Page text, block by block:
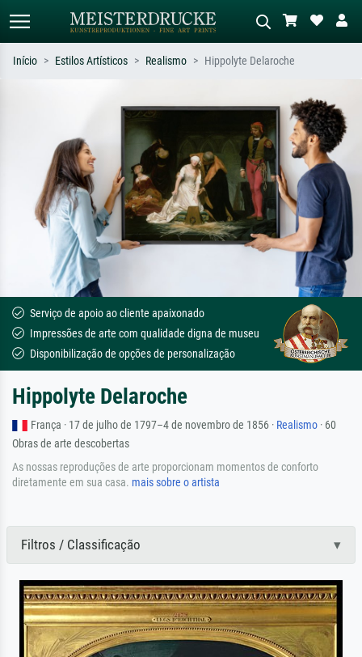
Pesquise por artista, título ou estilo –
ex: Monet, Noite Estrelada,
impressionismo, onda de Hokusai, nu.
Descreva a cena – ex: prado verde,
abstrato com muito vermelho, pintura
a óleo escura, nu em pé ao lado de
uma árvore.
Início Estilos Artísticos Realismo Hippolyte Delaroche
Serviço de apoio ao cliente apaixonado
Impressões de arte com qualidade digna de museu
Disponibilização de opções de personalização
Hippolyte Delaroche
França · 17 de julho de 1797–4 de novembro de 1856 · Realismo · 60
Obras de arte descobertas
As nossas reproduções de arte proporcionam momentos de conforto
diretamente em sua casa. mais sobre o artista
Filtros / Classificação